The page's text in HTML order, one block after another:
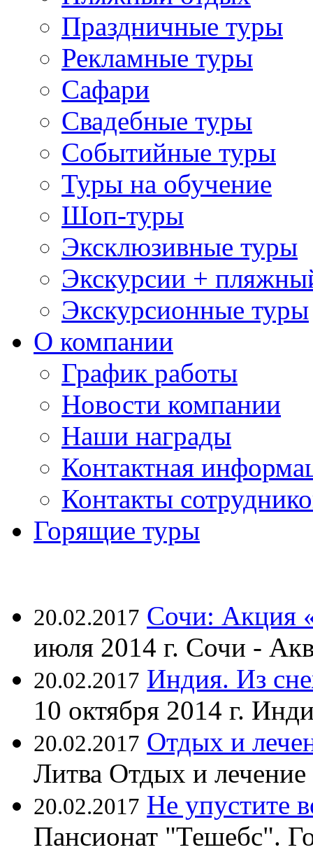
Праздничные туры
Рекламные туры
Сафари
Свадебные туры
Событийные туры
Туры на обучение
Шоп-туры
Эксклюзивные туры
Экскурсии +
Экскурсионные туры
О компании
График работы
Новости компании
Наши награды
Контактная
Контакты
Горящие туры
20.02.2017 Сочи: Акция
июля 2014 г. Сочи -
20.02.2017 Индия. Из
10 октября 2014 г.
20.02.2017 Отдых и
Литва Отдых и лечение
20.02.2017 Не упустите
Пансионат "Тешебс".